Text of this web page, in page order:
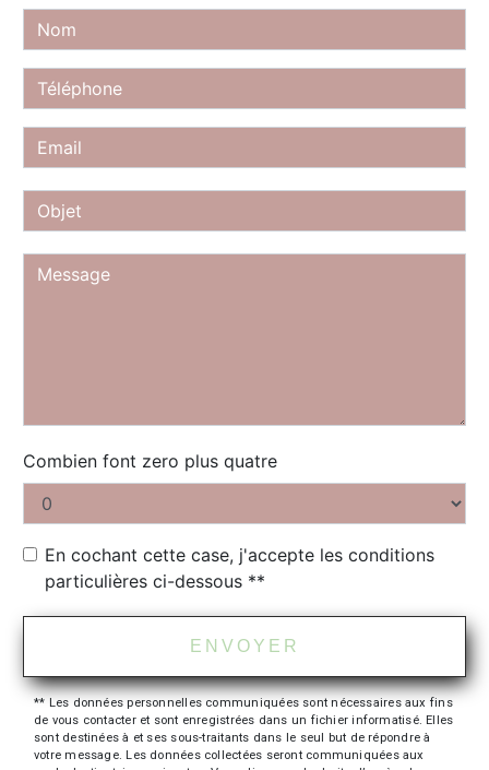
Combien font zero plus quatre
En cochant cette case, j'accepte les conditions
particulières ci-dessous **
ENVOYER
** Les données personnelles communiquées sont nécessaires aux fins
de vous contacter et sont enregistrées dans un fichier informatisé. Elles
sont destinées à et ses sous-traitants dans le seul but de répondre à
votre message. Les données collectées seront communiquées aux